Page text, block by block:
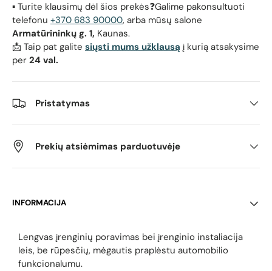
▪️ Turite klausimų dėl šios prekės❓Galime pakonsultuoti
telefonu +370 683 90000, arba mūsų salone
Armatūrininkų g. 1, Kaunas.
📩 Taip pat galite siųsti mums užklausą į kurią atsakysime
per 24 val.
Pristatymas
Prekių atsiėmimas parduotuvėje
INFORMACIJA
Lengvas įrenginių poravimas bei įrenginio instaliacija
leis, be rūpesčių, mėgautis praplėstu automobilio
funkcionalumu.